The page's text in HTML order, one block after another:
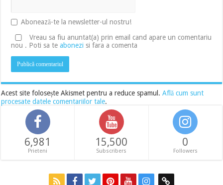
Abonează-te la newsletter-ul nostru!
Vreau sa fiu anuntat(a) prin email cand apare un comentariu
nou . Poti sa teabonezi si fara a comenta
Acest site folosește Akismet pentru a reduce spamul.Află cum sunt
procesate datele comentariilor tale.
6,981
Prieteni
15,500
Subscribers
0
Followers